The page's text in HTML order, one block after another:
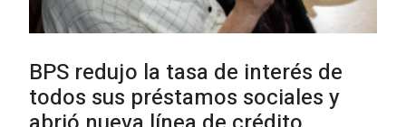
personas en situación de
discapacidad